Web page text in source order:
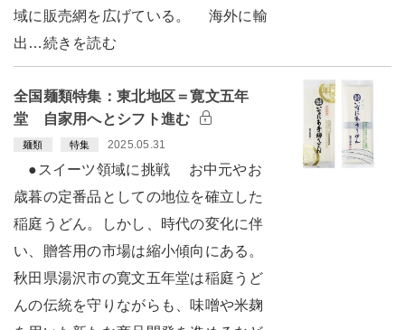
域に販売網を広げている。 海外に輸
出…続きを読む
全国麺類特集：東北地区＝寛文五年
堂 自家用へとシフト進む
麺類 特集 2025.05.31
●スイーツ領域に挑戦 お中元やお
歳暮の定番品としての地位を確立した
稲庭うどん。しかし、時代の変化に伴
い、贈答用の市場は縮小傾向にある。
秋田県湯沢市の寛文五年堂は稲庭うど
んの伝統を守りながらも、味噌や米麹